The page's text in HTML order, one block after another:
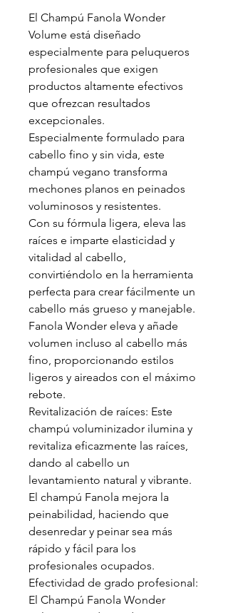
El Champú Fanola Wonder
Volume está diseñado
especialmente para peluqueros
profesionales que exigen
productos altamente efectivos
que ofrezcan resultados
excepcionales.
Especialmente formulado para
cabello fino y sin vida, este
champú vegano transforma
mechones planos en peinados
voluminosos y resistentes.
Con su fórmula ligera, eleva las
raíces e imparte elasticidad y
vitalidad al cabello,
convirtiéndolo en la herramienta
perfecta para crear fácilmente un
cabello más grueso y manejable.
Fanola Wonder eleva y añade
volumen incluso al cabello más
fino, proporcionando estilos
ligeros y aireados con el máximo
rebote.
Revitalización de raíces: Este
champú voluminizador ilumina y
revitaliza eficazmente las raíces,
dando al cabello un
levantamiento natural y vibrante.
El champú Fanola mejora la
peinabilidad, haciendo que
desenredar y peinar sea más
rápido y fácil para los
profesionales ocupados.
Efectividad de grado profesional:
El Champú Fanola Wonder